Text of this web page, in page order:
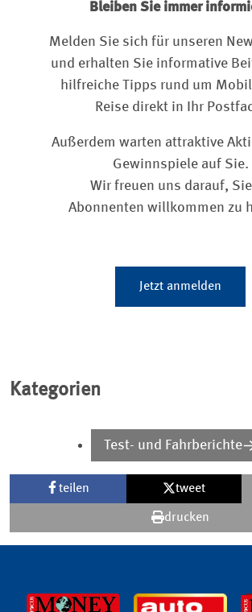
Bleiben Sie immer
Melden Sie sich für unseren
und erhalten Sie informative
hilfreiche Tipps rund um
Reise direkt in Ihr
Außerdem warten attraktive
Gewinnspiele auf Sie.
Wir freuen uns darauf,
Abonnenten willkommen zu
Jetzt anmelden
Kategorien
Test- und Fahrberichte
teilen tweet
drucken